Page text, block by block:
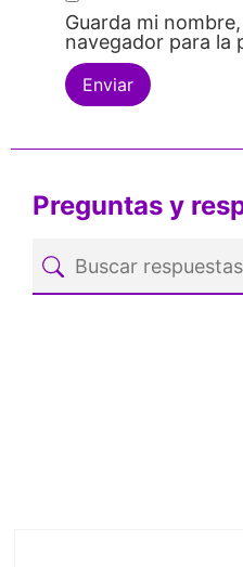
Guarda mi
navegador para la
Preguntas y